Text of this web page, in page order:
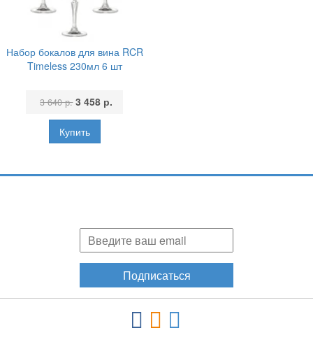
Набор бокалов для вина RCR
Timeless 230мл 6 шт
3 640 р. 3 458 р.
Подписаться